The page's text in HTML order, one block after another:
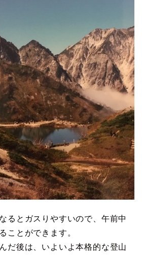
るとガスりやすいので、午前中
ことができます。
だ後は、いよいよ本格的な登山